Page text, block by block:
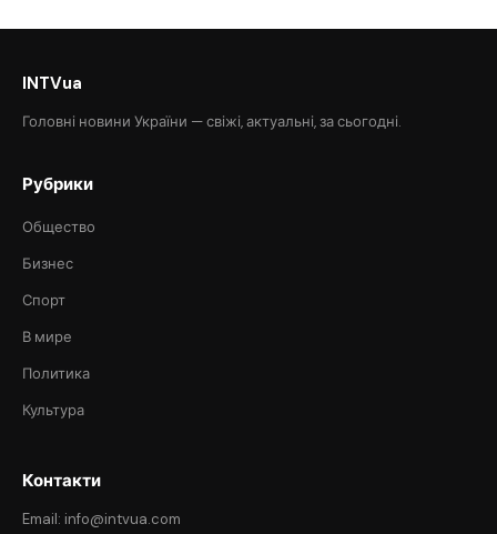
INTVua
Головні новини України — свіжі, актуальні, за сьогодні.
Рубрики
Общество
Бизнес
Спорт
В мире
Политика
Культура
Контакти
Email: info@intvua.com